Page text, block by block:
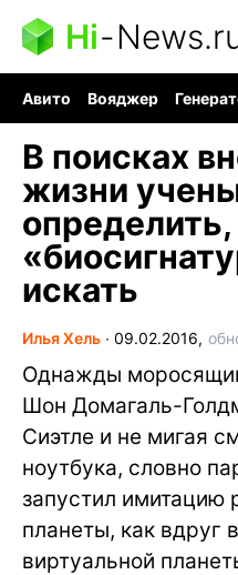
Hi-
Авито Вояджер
В поисках
жизни
искать
Илья Хель ∙ 09.02.2016,
Однажды
Шон Домагаль-
Сиэтле и не мигая
ноутбука, словно
запустил имитацию
планеты, как вдруг
виртуальной